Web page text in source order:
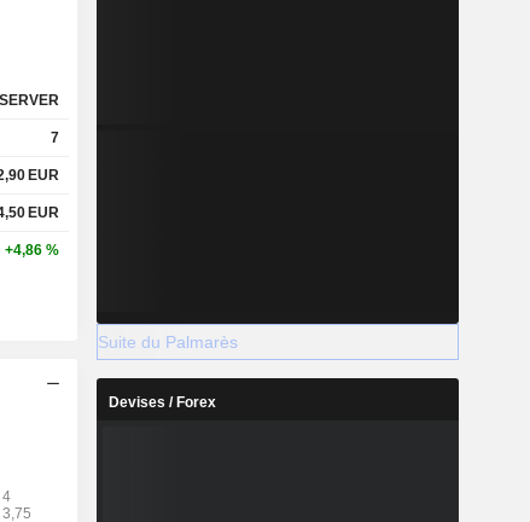
7
EUR
EUR
+4,86 %
Suite du Palmarès
Devises / Forex